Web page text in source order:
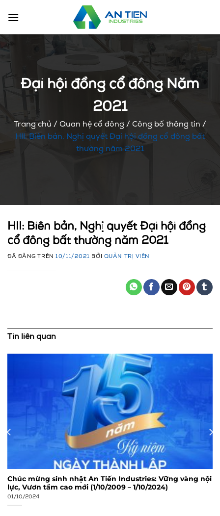
đến
dung
Đại hội đồng cổ đông Năm
2021
Trang chủ / Quan hệ cổ đông / Công bố thông tin /
HII: Biên bản, Nghị quyết Đại hội đồng cổ đông bất
thường năm 2021
HII: Biên bản, Nghị quyết Đại hội đồng
cổ đông bất thường năm 2021
ĐÃ ĐĂNG TRÊN10/11/2021 BỞI QUẢN TRỊ VIÊN
Tin liên quan
Chúc mừng sinh nhật An Tiến Industries: Vững vàng nội
lực, Vươn tầm cao mới (1/10/2009 – 1/10/2024)
01/10/2024